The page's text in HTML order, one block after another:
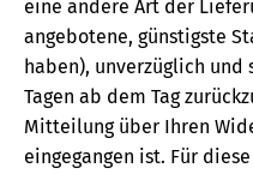
eine andere Art der
angebotene, günstigste
haben), unverzüglich und
Tagen ab dem Tag
Mitteilung über Ihren
eingegangen ist. Für